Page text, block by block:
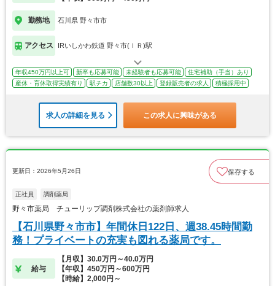
勤務地 石川県 野々市市
アクセス IRいしかわ鉄道 野々市(ＩＲ)駅
年収450万円以上可 新卒も応募可能 未経験者も応募可能
住宅補助（手当）あり
産休・育休取得実績有り
駅チカ 店舗数30以上 登録販売者の求人 積極採用中
求人の詳細を見る この求人に興味がある
更新日：2026年5月26日 保存する
正社員 調剤薬局
野々市薬局 チューリップ調剤株式会社の薬剤師求人
【石川県野々市市】年間休日122日、週38.45時間勤
務！プライベートの充実も図れる薬局です。
給与
【月収】30.0万円～40.0万円
【年収】450万円～600万円
【時給】2,000円～